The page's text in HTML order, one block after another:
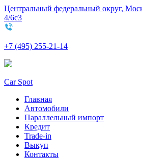
Центральный федеральный округ,
4/6с3
+7 (495) 255-21-14
Car Spot
Главная
Автомобили
Параллельный импорт
Кредит
Trade-in
Выкуп
Контакты